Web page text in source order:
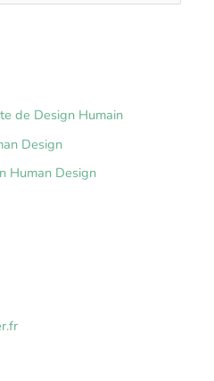
de Design Humain
Design
Human Design